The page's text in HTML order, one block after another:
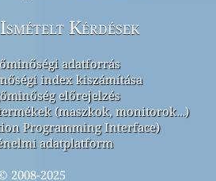
Kérdések
adatforrás
index kiszámítása
előrejelzés
(maszkok, monitorok…)
Programming Interface)
adatplatform
2008-2025